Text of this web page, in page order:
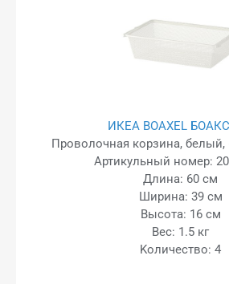
ИКЕА BOAXEL
Проволочная корзина, белый,
Артикульный номер:
Длина: 60 см
Ширина: 39 см
Высота: 16 см
Вес: 1.5 кг
Kоличество: 4